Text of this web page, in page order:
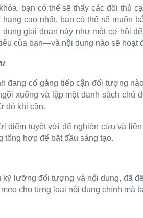
bạn có thể sẽ thấy các đối thủ
cao nhất, bạn có thể sẽ muốn
dụng giai đoạn này như một cơ hội
của bạn—và nội dung nào sẽ hoạt
đang cố gắng tiếp cận đối tượng
xuống và lập một danh sách chủ
đó khi cần.
điểm tuyệt vời để nghiên cứu và
tổng hợp để bắt đầu sáng tạo.
lưỡng đối tượng và nội dung, đã
cho từng loại nội dung chính mà